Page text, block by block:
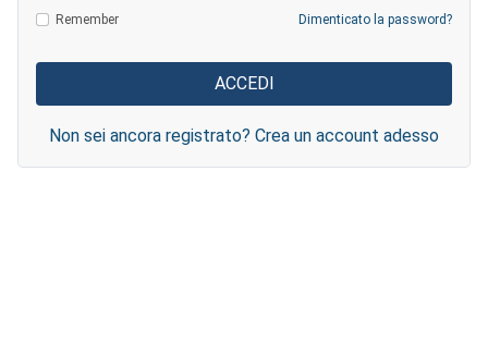
Remember Dimenticato la password?
Non sei ancora registrato? Crea un account adesso